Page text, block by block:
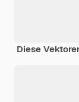
Diese